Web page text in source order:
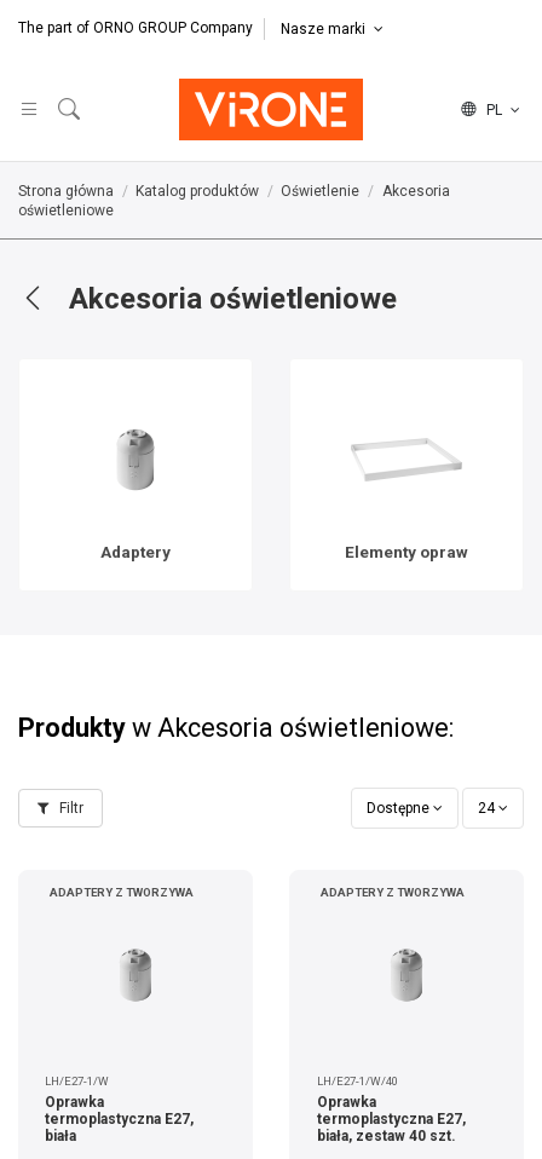
The part of ORNO GROUP Company Nasze marki
PL
Strona główna Katalog produktów Oświetlenie
Akcesoria
oświetleniowe
Akcesoria oświetleniowe
Adaptery Elementy opraw
Produkty w Akcesoria oświetleniowe:
Filtr Dostępne 24
ADAPTERY Z TWORZYWA
LH/E27-1/W
Oprawka
termoplastyczna E27,
biała
ADAPTERY Z TWORZYWA
LH/E27-1/W/40
Oprawka
termoplastyczna E27,
biała, zestaw 40 szt.